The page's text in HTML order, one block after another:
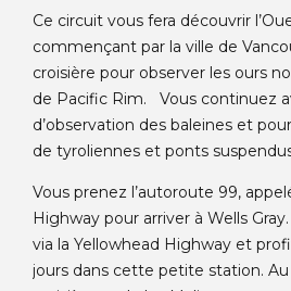
Ce circuit vous fera découvrir
commençant par la ville de
croisière pour observer les ours
de Pacific Rim. Vous continuez
d’observation des baleines et
de tyroliennes et ponts
Vous prenez l’autoroute 99,
Highway pour arriver à Wells
via la Yellowhead Highway et
jours dans cette petite station.